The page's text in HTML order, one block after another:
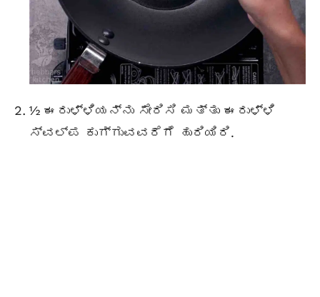
½ ಈರುಳ್ಳಿಯನ್ನು ಸೇರಿಸಿ ಮತ್ತು ಈರುಳ್ಳಿ
ಸ್ವಲ್ಪ ಕುಗ್ಗುವವರೆಗೆ ಹುರಿಯಿರಿ.